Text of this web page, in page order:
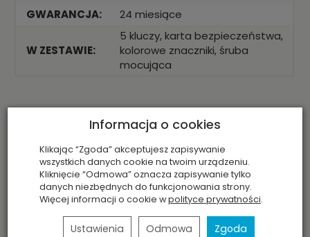
GWARANCJA:
24 miesiące
W ZESTAWIE:
5 kluczy, karta bezpieczeństwa,
kolorowe znaczniki, śruba
mocująca
Wszelkie prawa zastrzeżone!Wszystkie treści materiały oraz elementy
graficzne umieszczone w tym serwisie są własnością firmy M-LOCK
Zabezpieczenia. Są chronione prawem autorskim, które przysługuje firmie
M-LOCK Zabezpieczenia. Zabrania się m.in. kopiowania, modyfikowania i
rozpowszechniania zamieszczonych w sklepie internetowym www.m-
lock.pl materiałów, w szczególności kart produktów bądź ich elementów, w
tym fotografii, grafik, banerów, znaków, tekstów itp. oraz umieszczania w/w
materiałów lub ich części w jakimkolwiek serwisie internetowym lub
serwerze, bez uprzedniego pisemnego zezwolenia firmy M-LOCK
Zabezpieczenia, pod groźbą sankcji prawnych. Więcej szczegółów - patrz
Prawa autorskie
Informacja o cookies
Klikając “Zgoda” akceptujesz zapisywanie
wszystkich danych cookie na twoim urządzeniu.
Kliknięcie “Odmowa” oznacza zapisywanie tylko
danych niezbędnych do funkcjonowania strony.
Więcej informacji o cookie wpolityce prywatności.
Ustawienia Odmowa Zgoda